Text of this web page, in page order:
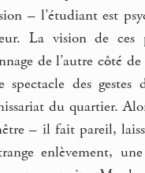
– l’étudiant est
La vision de ces
de l’autre côté
spectacle des
du quartier.
– il fait pareil,
enlèvement,